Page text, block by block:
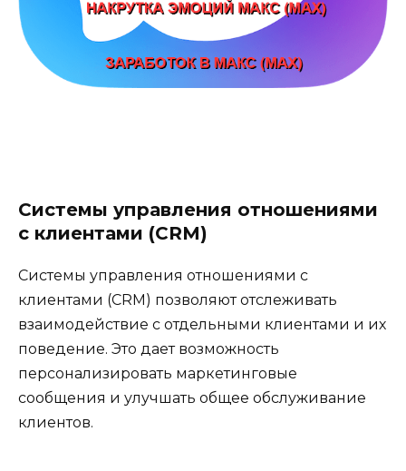
Системы управления отношениями
с клиентами (CRM)
Системы управления отношениями с
клиентами (CRM) позволяют отслеживать
взаимодействие с отдельными клиентами и их
поведение. Это дает возможность
персонализировать маркетинговые
сообщения и улучшать общее обслуживание
клиентов.